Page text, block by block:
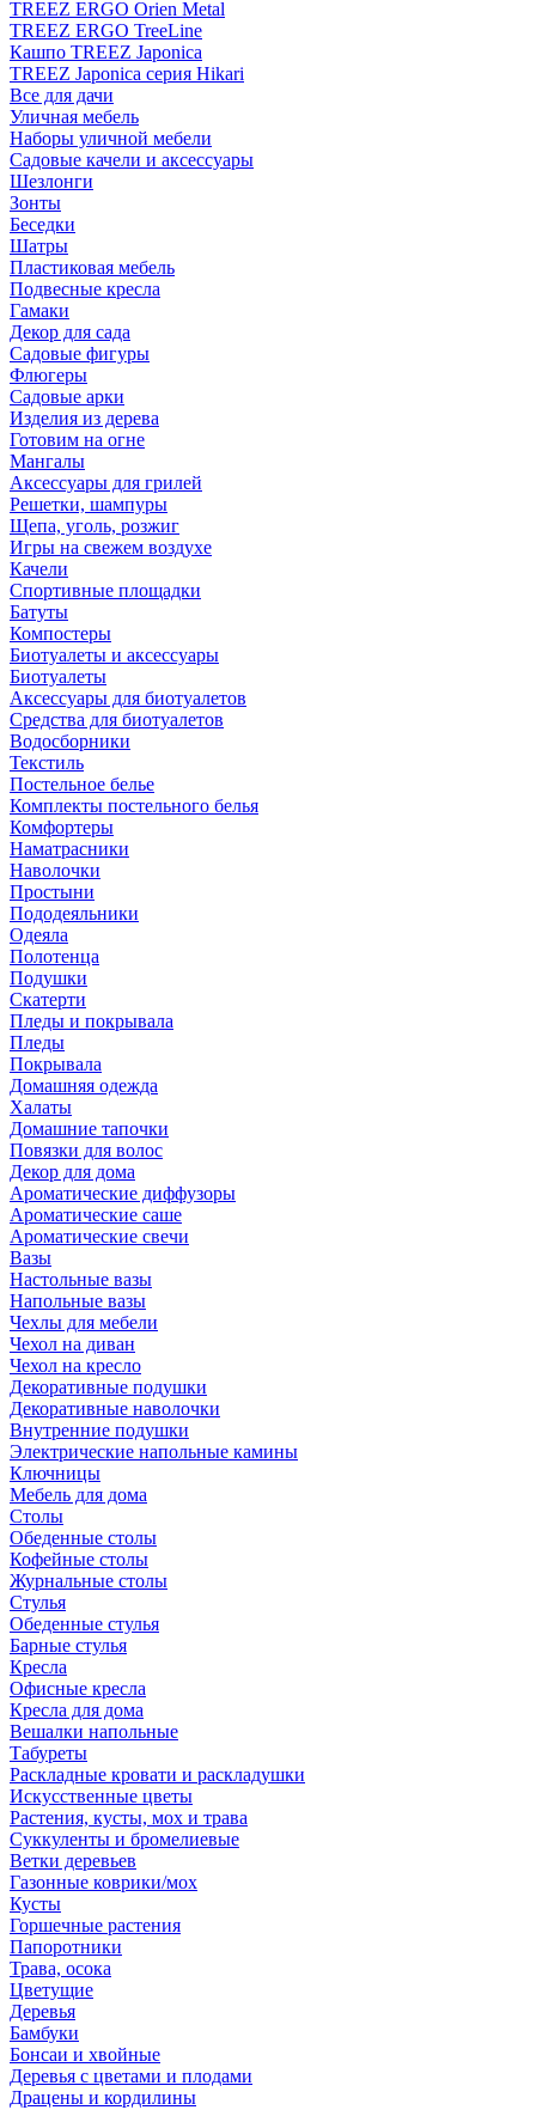
TREEZ ERGO Orien Metal
TREEZ ERGO TreeLine
Кашпо TREEZ Japonica
TREEZ Japonica серия Hikari
Все для дачи
Уличная мебель
Наборы уличной мебели
Садовые качели и аксессуары
Шезлонги
Зонты
Беседки
Шатры
Пластиковая мебель
Подвесные кресла
Гамаки
Декор для сада
Садовые фигуры
Флюгеры
Садовые арки
Изделия из дерева
Готовим на огне
Мангалы
Аксессуары для грилей
Решетки, шампуры
Щепа, уголь, розжиг
Игры на свежем воздухе
Качели
Спортивные площадки
Батуты
Компостеры
Биотуалеты и аксессуары
Биотуалеты
Аксессуары для биотуалетов
Средства для биотуалетов
Водосборники
Текстиль
Постельное белье
Комплекты постельного белья
Комфортеры
Наматрасники
Наволочки
Простыни
Пододеяльники
Одеяла
Полотенца
Подушки
Скатерти
Пледы и покрывала
Пледы
Покрывала
Домашняя одежда
Халаты
Домашние тапочки
Повязки для волос
Декор для дома
Ароматические диффузоры
Ароматические саше
Ароматические свечи
Вазы
Настольные вазы
Напольные вазы
Чехлы для мебели
Чехол на диван
Чехол на кресло
Декоративные подушки
Декоративные наволочки
Внутренние подушки
Электрические напольные камины
Ключницы
Мебель для дома
Столы
Обеденные столы
Кофейные столы
Журнальные столы
Стулья
Обеденные стулья
Барные стулья
Кресла
Офисные кресла
Кресла для дома
Вешалки напольные
Табуреты
Раскладные кровати и раскладушки
Искусственные цветы
Растения, кусты, мох и трава
Суккуленты и бромелиевые
Ветки деревьев
Газонные коврики/мох
Кусты
Горшечные растения
Папоротники
Трава, осока
Цветущие
Деревья
Бамбуки
Бонсаи и хвойные
Деревья с цветами и плодами
Драцены и кордилины